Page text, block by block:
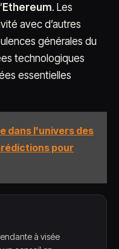
Ethereum. Les
avec d’autres
générales du
technologiques
essentielles
dans l'univers des
pour
à visée